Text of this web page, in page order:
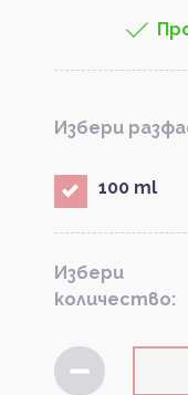
Избери
100 ml
Избери
количество: